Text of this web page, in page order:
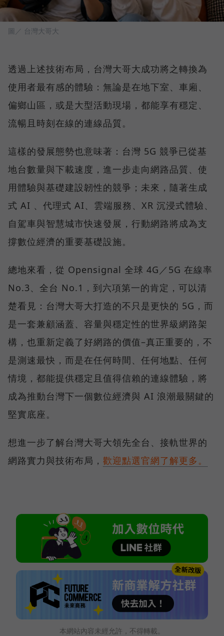
圖／ 台灣大哥大
透過上述技術布局，台灣大哥大成功將之轉換為
使用者最有感的體驗：無論是在地下室、車廂、
偏鄉山區，或是大型活動現場，都能享有穩定、
流暢且時刻在線的連線品質。
這樣的發展態勢也意味著：台灣 5G 競爭已從基
地台數量與下載速度，進一步走向網路品質、使
用體驗與基礎建設韌性的競爭；未來，隨著生成
式 AI 、代理式 AI、雲端服務、XR 沉浸式體驗、
自駕車與智慧城市快速發展，行動網路將成為支
撐數位經濟的重要基礎設施。
總地來看，從 Opensignal 全球 4G／5G 在線率
No.3、全台 No.1，到六項第一的肯定，可以清
楚看見：台灣大哥大打造的不只是更快的 5G，而
是一套兼顧涵蓋、容量與穩定性的世界級網路架
構，也重新定義了好網路的價值–真正重要的，不
是測速最快，而是在任何時間、任何地點、任何
情境，都能提供穩定且值得信賴的連線體驗，將
成為推動台灣下一個數位經濟與 AI 浪潮最關鍵的
堅實底座。
想進一步了解台灣大哥大領先全台、接軌世界的
網路實力與技術布局， 歡迎點選官網了解更多。
本網站內容未經允許，不得轉載。